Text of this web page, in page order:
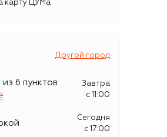
карту ЦУМа
Другой город
6 пунктов
Завтра
c 11:00
Сегодня
c 17:00